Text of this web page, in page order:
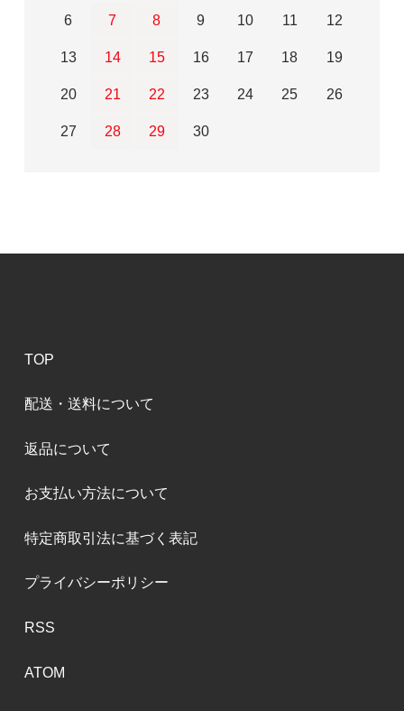
6 7 8 9 10 11 12
13 14 15 16 17 18 19
20 21 22 23 24 25 26
27 28 29 30
TOP
配送・送料について
返品について
お支払い方法について
特定商取引法に基づく表記
プライバシーポリシー
RSS
ATOM